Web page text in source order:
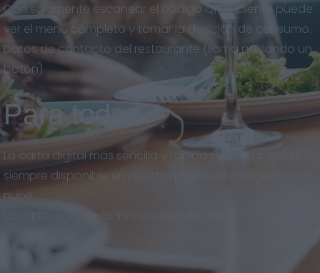
Con solamente escanear el código QR el cliente puede
ver el menú completo y tomar la decisión de consumo.
Datos de contacto del restaurante (llama pulsando un
botón).
Para todos
La carta digital más sencilla y rápida de utilizar. Menú
siempre disponible en nuestra plataforma segura en la
nube.
La carta digital más innovadora de Chile.